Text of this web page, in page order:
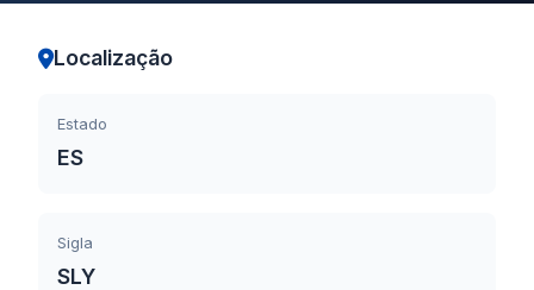
Localização
Estado
ES
Sigla
SLY